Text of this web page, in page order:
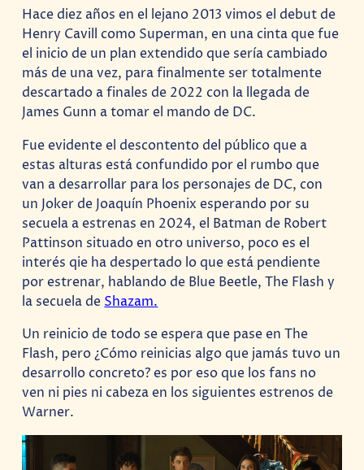
Hace diez años en el lejano 2013 vimos el debut de
Henry Cavill como Superman, en una cinta que fue
el inicio de un plan extendido que sería cambiado
más de una vez, para finalmente ser totalmente
descartado a finales de 2022 con la llegada de
James Gunn a tomar el mando de DC.
Fue evidente el descontento del público que a
estas alturas está confundido por el rumbo que
van a desarrollar para los personajes de DC, con
un Joker de Joaquín Phoenix esperando por su
secuela a estrenas en 2024, el Batman de Robert
Pattinson situado en otro universo, poco es el
interés qie ha despertado lo que está pendiente
por estrenar, hablando de Blue Beetle, The Flash y
la secuela de Shazam.
Un reinicio de todo se espera que pase en The
Flash, pero ¿Cómo reinicias algo que jamás tuvo un
desarrollo concreto? es por eso que los fans no
ven ni pies ni cabeza en los siguientes estrenos de
Warner.